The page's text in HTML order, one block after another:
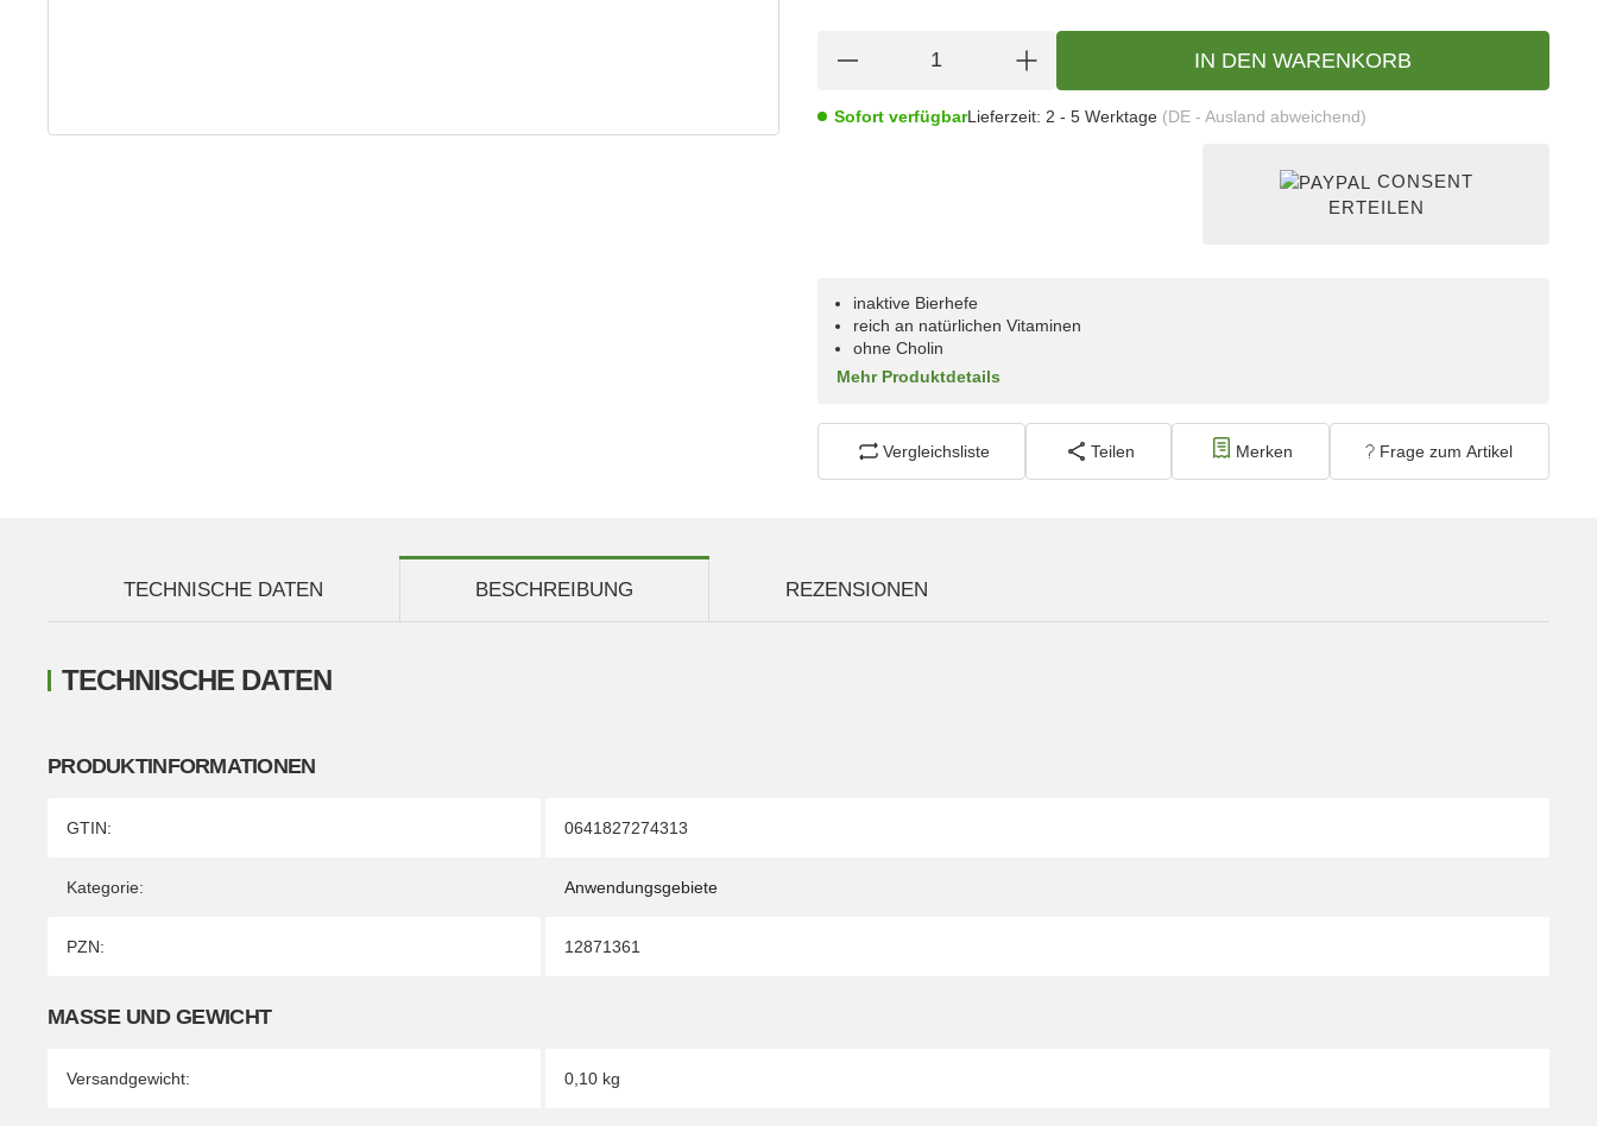
IN DEN WARENKORB
Sofort verfügbarLieferzeit: 2 - 5 Werktage (DE - Ausland abweichend)
CONSENT
ERTEILEN
inaktive Bierhefe
reich an natürlichen Vitaminen
ohne Cholin
Mehr Produktdetails
Vergleichsliste Teilen Merken Frage zum Artikel
TECHNISCHE DATEN BESCHREIBUNG REZENSIONEN
TECHNISCHE DATEN
PRODUKTINFORMATIONEN
Produkteigenschaft
Wert
GTIN: 0641827274313
Kategorie: Anwendungsgebiete
PZN: 12871361
MASSE UND GEWICHT
Versandgewicht: 0,10 kg